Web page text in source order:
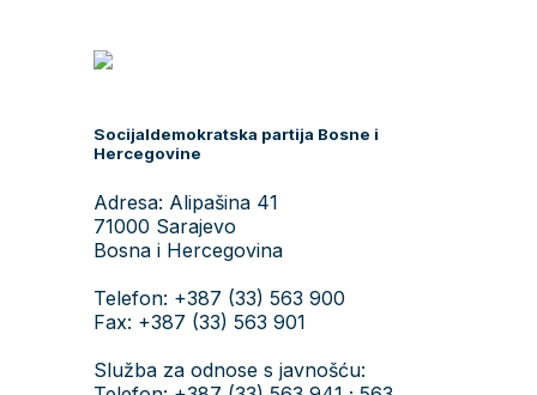
Socijaldemokratska partija Bosne i
Hercegovine
Adresa: Alipašina 41
71000 Sarajevo
Bosna i Hercegovina
Telefon: +387 (33) 563 900
Fax: +387 (33) 563 901
Služba za odnose s javnošću: